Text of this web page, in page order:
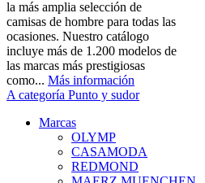
la más amplia selección de
camisas de hombre para todas las
ocasiones. Nuestro catálogo
incluye más de 1.200 modelos de
las marcas más prestigiosas
como... Más información
A categoría Punto y sudor
Marcas
OLYMP
CASAMODA
REDMOND